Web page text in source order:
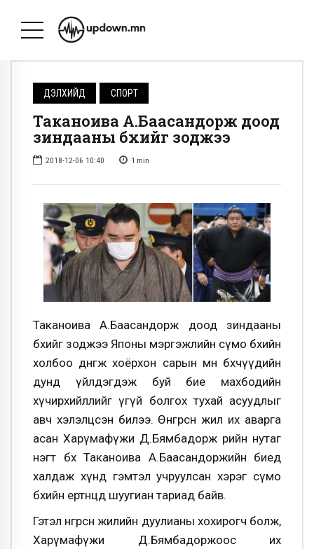
ДЭЛХИЙД СПОРТ
Таканоива А.Баасандорж доод
зиндааны бөхийг зоджээ
2018-12-06 10:40 1 min
Таканоива А.Баасандорж доод зиндааны
бөхийг зоджээ Японы мэргэжлийн сүмо бөхийн
холбоо дөнгөж хоёрхон сарын өмнө бөхчүүдийн
дунд үйлдэгдэж буй бие махбодийн
хүчирхийллийг үгүй болгох тухай асуудлыг
авч хэлэлцсэн билээ. Өнгөрсөн жил их аварга
асан Харүмафүжи Д.Бямбадорж өөрийн нутаг
нэгт бөх Таканоива А.Баасандоржийн биед
халдаж хүнд гэмтэл учруулсан хэрэг сүмо
бөхийн ертөнцөд шуугиан тариад байв.
Гэтэл өнгөрсөн жилийн дуулианы хохирогч болж,
Харүмафүжи Д.Бямбадоржоос их